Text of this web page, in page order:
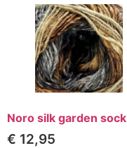
Noro silk garden sock
€ 12,95